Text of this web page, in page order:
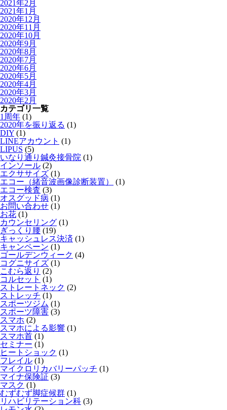
2021年2月
2021年1月
2020年12月
2020年11月
2020年10月
2020年9月
2020年8月
2020年7月
2020年6月
2020年5月
2020年4月
2020年3月
2020年2月
カテゴリ一覧
1周年 (1)
2020年を振り返る (1)
DIY (1)
LINEアカウント (1)
LIPUS (5)
いなり通り鍼灸接骨院 (1)
インソール (2)
エクササイズ (1)
エコー（緒音波画像診断装置）
(1)
エコー検査 (3)
オスグッド病 (1)
お問い合わせ (1)
お花 (1)
カウンセリング (1)
ぎっくり腰 (19)
キャッシュレス決済 (1)
キャンペーン (1)
ゴールデンウィーク (4)
コグニサイズ (1)
こむら返り (2)
コルセット (1)
ストレートネック (2)
ストレッチ (1)
スポーツジム (1)
スポーツ障害 (3)
スマホ (2)
スマホによる影響 (1)
スマホ首 (1)
セミナー (1)
ヒートショック (1)
フレイル (1)
マイクロリカバリーパッチ (1)
マイナ保険証 (3)
マスク (1)
むずむず脚症候群 (1)
リハビリテーション科 (3)